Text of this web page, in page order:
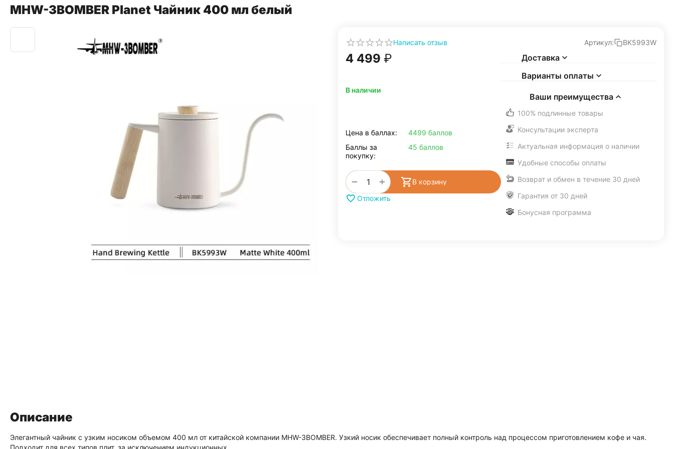
MHW-3BOMBER Planet Чайник 400 мл белый
Написать отзыв Артикул: BK5993W
4 499 ₽
В наличии
Цена в баллах:
4499 баллов
Баллы за
покупку:
45 баллов
+
−
В корзину
Отложить
Доставка
Варианты оплаты
Ваши преимущества
100% подлинные товары
Консультации эксперта
Актуальная информация о наличии
Удобные способы оплаты
Возврат и обмен в течение 30 дней
Гарантия от 30 дней
Бонусная программа
Описание
Элегантный чайник с узким носиком объемом 400 мл от китайской компании MHW-3BOMBER. Узкий носик обеспечивает полный контроль над процессом приготовлением кофе и чая.
Подходит для всех типов плит, за исключением индукционных.